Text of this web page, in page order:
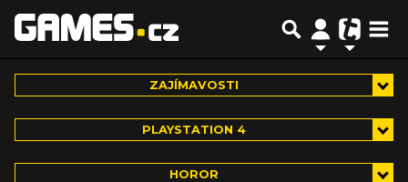
ZAJÍMAVOSTI
PLAYSTATION 4
HOROR